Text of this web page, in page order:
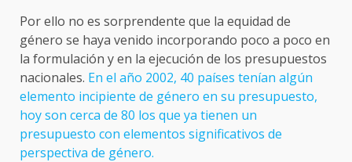
Por ello no es sorprendente que la equidad de
género se haya venido incorporando poco a poco en
la formulación y en la ejecución de los presupuestos
nacionales. En el año 2002, 40 países tenían algún
elemento incipiente de género en su presupuesto,
hoy son cerca de 80 los que ya tienen un
presupuesto con elementos significativos de
perspectiva de género.